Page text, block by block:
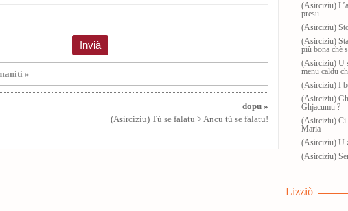
»
dopu »
(Asirciziu) Tù se falatu > Ancu tù se falatu!
(Asirciziu)
presu
(Asirciziu)
(Asirciziu)
più bona chè
(Asirciziu) U
menu caldu
(Asirciziu) I
(Asirciziu)
Ghjacumu ?
(Asirciziu) Ci
Maria
(Asirciziu) U
(Asirciziu)
Lizziò